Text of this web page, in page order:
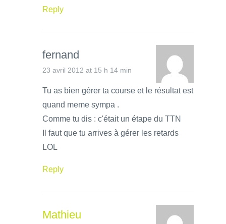
Reply
fernand
23 avril 2012 at 15 h 14 min
Tu as bien gérer ta course et le résultat est
quand meme sympa .
Comme tu dis : c'était un étape du TTN
Il faut que tu arrives à gérer les retards
LOL
Reply
Mathieu